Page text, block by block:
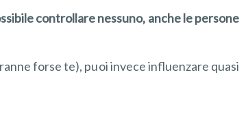
controllarenessuno, anche le persone
forse te), puoi invece influenzare quasi